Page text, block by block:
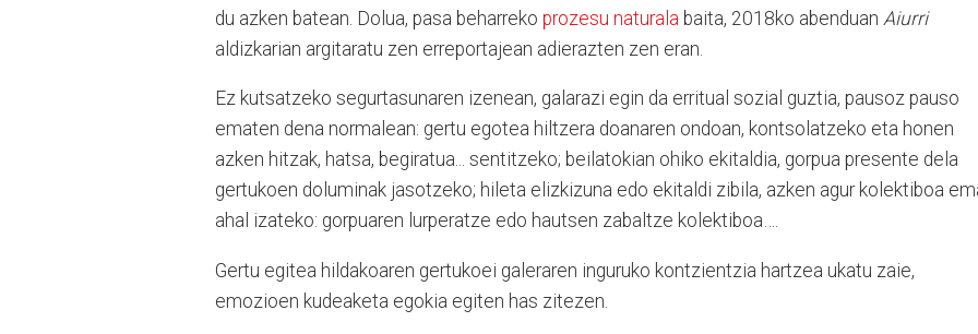
du azken batean. Dolua, pasa beharreko prozesu naturala baita, 2018ko abenduan Aiurri
aldizkarian argitaratu zen erreportajean adierazten zen eran.
Ez kutsatzeko segurtasunaren izenean, galarazi egin da erritual sozial guztia, pausoz pauso
ematen dena normalean: gertu egotea hiltzera doanaren ondoan, kontsolatzeko eta honen
azken hitzak, hatsa, begiratua... sentitzeko; beilatokian ohiko ekitaldia, gorpua presente dela
gertukoen doluminak jasotzeko; hileta elizkizuna edo ekitaldi zibila, azken agur kolektiboa
ahal izateko: gorpuaren lurperatze edo hautsen zabaltze kolektiboa….
Gertu egitea hildakoaren gertukoei galeraren inguruko kontzientzia hartzea ukatu zaie,
emozioen kudeaketa egokia egiten has zitezen.